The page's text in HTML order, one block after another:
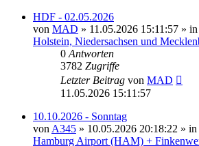
HDF - 02.05.2026
von MAD » 11.05.2026 15:11:57 » in
Holstein, Niedersachsen und
0 Antworten
3782 Zugriffe
Letzter Beitrag von MAD
11.05.2026 15:11:57
10.10.2026 - Sonntag
von A345 » 10.05.2026 20:18:22 » in
Hamburg Airport (HAM) +